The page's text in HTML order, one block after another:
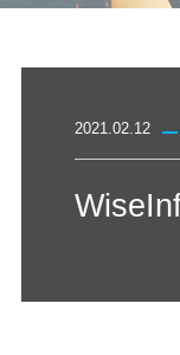
2021.02.12